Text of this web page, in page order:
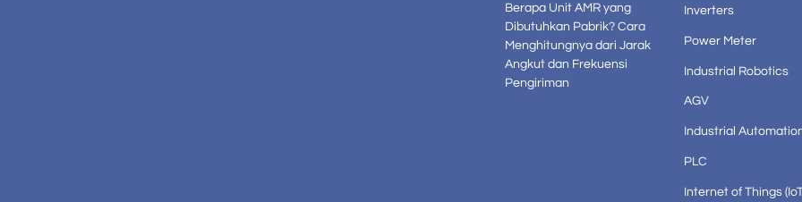
Berapa Unit AMR yang
Dibutuhkan Pabrik? Cara
Menghitungnya dari Jarak
Angkut dan Frekuensi
Pengiriman
Inverters
Power Meter
Industrial Robotics
AGV
Industrial
PLC
Internet of Things